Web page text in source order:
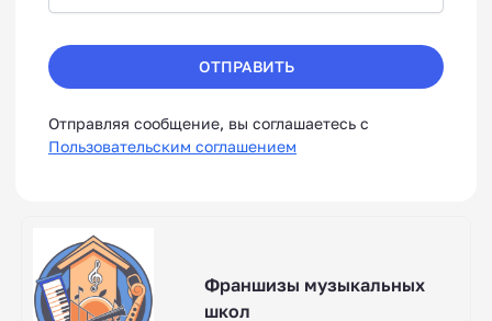
ОТПРАВИТЬ
Отправляя сообщение, вы соглашаетесь с
Пользовательским соглашением
Франшизы музыкальных
школ